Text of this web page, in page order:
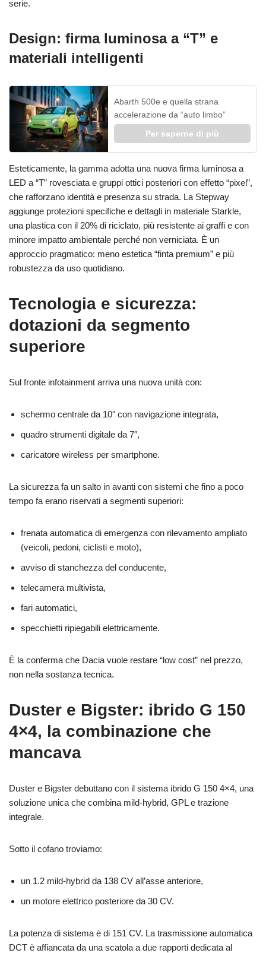
serie.
Design: firma luminosa a “T” e
materiali intelligenti
Abarth 500e e quella strana
accelerazione da “auto limbo”
Per saperne di più
Esteticamente, la gamma adotta una nuova firma luminosa a
LED a “T” rovesciata e gruppi ottici posteriori con effetto “pixel”,
che rafforzano identità e presenza su strada. La Stepway
aggiunge protezioni specifiche e dettagli in materiale Starkle,
una plastica con il 20% di riciclato, più resistente ai graffi e con
minore impatto ambientale perché non verniciata. È un
approccio pragmatico: meno estetica “finta premium” e più
robustezza da uso quotidiano.
Tecnologia e sicurezza:
dotazioni da segmento
superiore
Sul fronte infotainment arriva una nuova unità con:
schermo centrale da 10″ con navigazione integrata,
quadro strumenti digitale da 7″,
caricatore wireless per smartphone.
La sicurezza fa un salto in avanti con sistemi che fino a poco
tempo fa erano riservati a segmenti superiori:
frenata automatica di emergenza con rilevamento ampliato
(veicoli, pedoni, ciclisti e moto),
avviso di stanchezza del conducente,
telecamera multivista,
fari automatici,
specchietti ripiegabili elettricamente.
È la conferma che Dacia vuole restare “low cost” nel prezzo,
non nella sostanza tecnica.
Duster e Bigster: ibrido G 150
4×4, la combinazione che
mancava
Duster e Bigster debuttano con il sistema ibrido G 150 4×4, una
soluzione unica che combina mild-hybrid, GPL e trazione
integrale.
Sotto il cofano troviamo:
un 1.2 mild-hybrid da 138 CV all’asse anteriore,
un motore elettrico posteriore da 30 CV.
La potenza di sistema è di 151 CV. La trasmissione automatica
DCT è affiancata da una scatola a due rapporti dedicata al